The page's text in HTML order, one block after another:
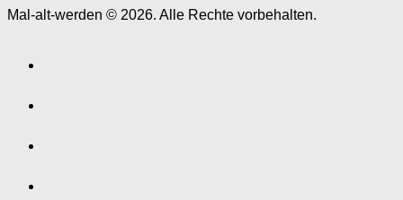
Mal-alt-werden © 2026. Alle Rechte vorbehalten.